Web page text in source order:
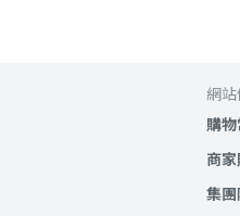
網
購
商
集